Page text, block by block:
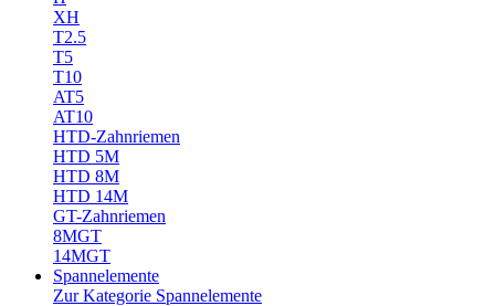
XH
T2.5
T5
T10
AT5
AT10
HTD-Zahnriemen
HTD 5M
HTD 8M
HTD 14M
GT-Zahnriemen
8MGT
14MGT
Spannelemente
Zur Kategorie Spannelemente